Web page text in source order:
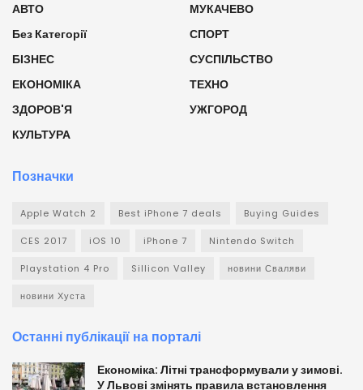
АВТО
Без Категорії
БІЗНЕС
ЕКОНОМІКА
ЗДОРОВ'Я
КУЛЬТУРА
МУКАЧЕВО
СПОРТ
СУСПІЛЬСТВО
ТЕХНО
УЖГОРОД
Позначки
Apple Watch 2 Best iPhone 7 deals Buying Guides
CES 2017 iOS 10 iPhone 7 Nintendo Switch
Playstation 4 Pro Sillicon Valley новини Сваляви
новини Хуста
Останні публікації на порталі
Економіка: Літні трансформували у зимові.
У Львові змінять правила встановлення